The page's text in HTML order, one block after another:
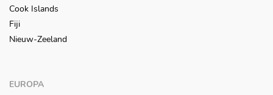
Cook Islands
Fiji
Nieuw-Zeeland
EUROPA